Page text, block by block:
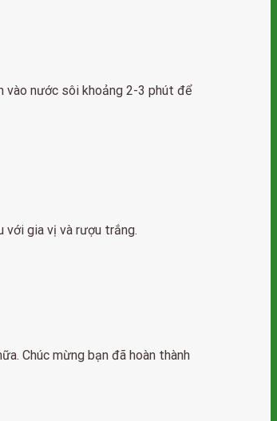
vào nước sôi khoảng 2-3 phút để
với gia vị và rượu trắng.
Chúc mừng bạn đã hoàn thành